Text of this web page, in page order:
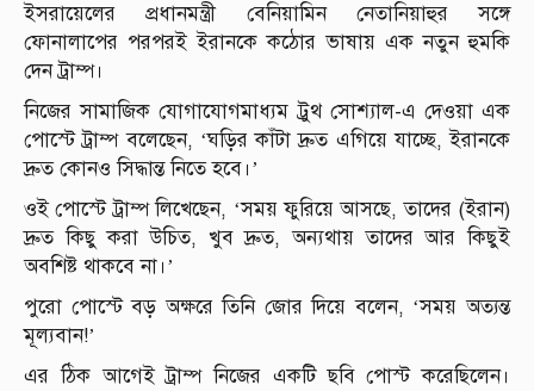
ইসরায়েলের প্রধানমন্ত্রী বেনিয়ামিন নেতানিয়াহুর সঙ্গে
ফোনালাপের পরপরই ইরানকে কঠোর ভাষায় এক নতুন হুমকি
দেন ট্রাম্প।
নিজের সামাজিক যোগাযোগমাধ্যম ট্রুথ সোশ্যাল-এ দেওয়া এক
পোস্টে ট্রাম্প বলেছেন, ‘ঘড়ির কাঁটা দ্রুত এগিয়ে যাচ্ছে, ইরানকে
দ্রুত কোনও সিদ্ধান্ত নিতে হবে।’
ওই পোস্টে ট্রাম্প লিখেছেন, ‘সময় ফুরিয়ে আসছে, তাদের (ইরান)
দ্রুত কিছু করা উচিত, খুব দ্রুত, অন্যথায় তাদের আর কিছুই
অবশিষ্ট থাকবে না।’
পুরো পোস্টে বড় অক্ষরে তিনি জোর দিয়ে বলেন, ‘সময় অত্যন্ত
মূল্যবান!’
এর ঠিক আগেই ট্রাম্প নিজের একটি ছবি পোস্ট করেছিলেন।